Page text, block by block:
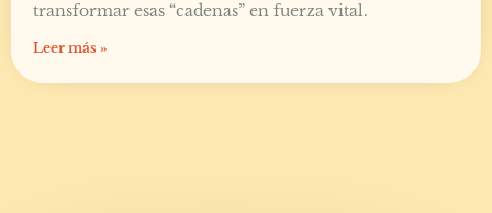
transformar esas “cadenas” en fuerza vital.
Leer más »